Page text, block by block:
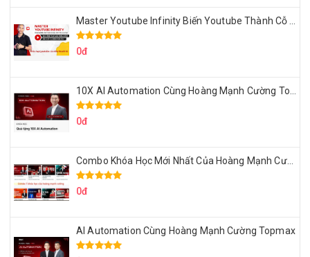
Master Youtube Infinity Biến Youtube Thành Cỗ Máy Kiếm Tiền Của Bạn
0đ
10X AI Automation Cùng Hoàng Mạnh Cường Topmax
0đ
Combo Khóa Học Mới Nhất Của Hoàng Mạnh Cường
0đ
AI Automation Cùng Hoàng Mạnh Cường Topmax